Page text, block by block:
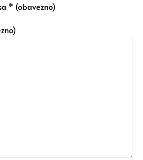
* (obavezno)